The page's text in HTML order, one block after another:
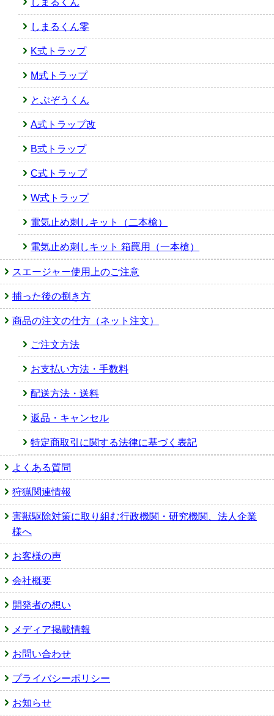
しまるくん零
K式トラップ
M式トラップ
とぶぞうくん
A式トラップ改
B式トラップ
C式トラップ
W式トラップ
電気止め刺しキット（二本槍）
電気止め刺しキット 箱罠用（一本槍）
スエージャー使用上のご注意
捕った後の捌き方
商品の注文の仕方（ネット注文）
ご注文方法
お支払い方法・手数料
配送方法・送料
返品・キャンセル
特定商取引に関する法律に基づく表記
よくある質問
狩猟関連情報
害獣駆除対策に取り組む行政機関・研究機関、法人企業
様へ
お客様の声
会社概要
開発者の想い
メディア掲載情報
お問い合わせ
プライバシーポリシー
お知らせ